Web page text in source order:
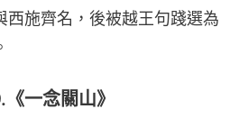
西施齊名，後被越王句踐選為
一念關山》